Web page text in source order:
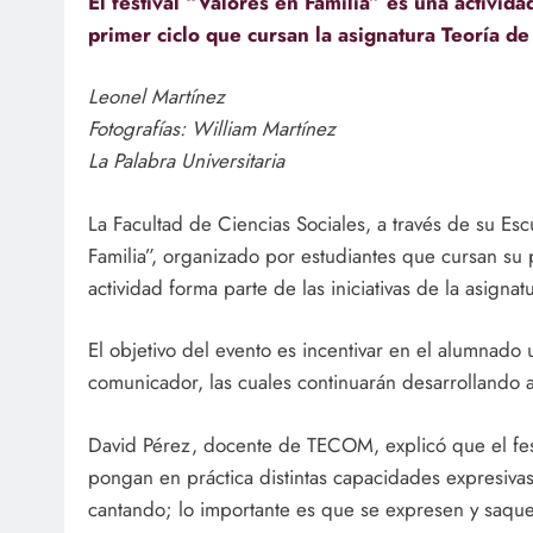
primer ciclo que cursan la asignatura Teoría
Leonel Martínez
Fotografías: William Martínez
La Palabra Universitaria
La Facultad de Ciencias Sociales, a través de su
Familia”, organizado por estudiantes que cursan
actividad forma parte de las iniciativas de la
El objetivo del evento es incentivar en el
comunicador, las cuales continuarán
David Pérez, docente de TECOM, explicó que el
pongan en práctica distintas capacidades
cantando; lo importante es que se expresen y